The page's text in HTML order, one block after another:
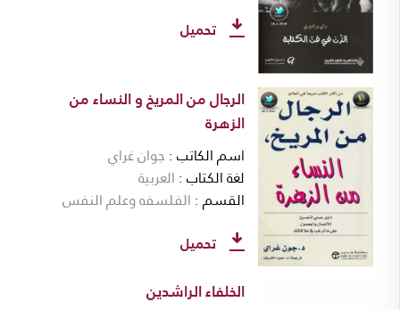
تحميل
الرجال من المريخ و النساء من
الزهرة
اسم الكاتب جوان غراي
لغة الكتاب العربية
القسم الفلسفه وعلم النفس
تحميل
الخلفاء الراشدين